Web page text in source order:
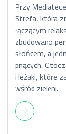
Przy
Strefa, która
łączącym
zbudowano
słońcem, a
pnących.
i leżaki, które
wśród zieleni.